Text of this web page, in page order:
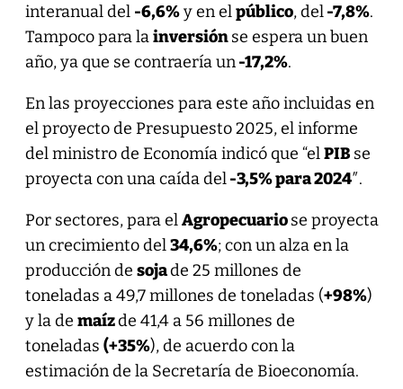
interanual del -6,6%y en elpúblico, del-7,8%.
Tampoco para lainversiónse espera un buen
año, ya que se contraería un-17,2%.
En las proyecciones para este año incluidas en
el proyecto de Presupuesto 2025, el informe
del ministro de Economía indicó que “elPIB se
proyecta con una caída del-3,5% para 2024″.
Por sectores, para elAgropecuariose proyecta
un crecimiento del34,6%; con un alza en la
producción de sojade 25 millones de
toneladas a 49,7 millones de toneladas (+98%)
y la de maízde 41,4 a 56 millones de
toneladas (+35%), de acuerdo con la
estimación de la Secretaría de Bioeconomía.